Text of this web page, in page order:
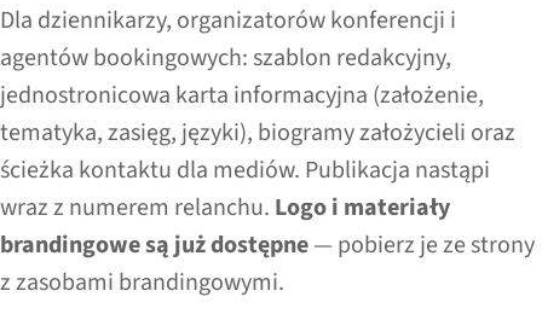
Dla dziennikarzy, organizatorów konferencji i
agentów bookingowych: szablon redakcyjny,
jednostronicowa karta informacyjna (założenie,
tematyka, zasięg, języki), biogramy założycieli oraz
ścieżka kontaktu dla mediów. Publikacja nastąpi
wraz z numerem relanchu. Logo i materiały
brandingowe są już dostępne— pobierz je ze strony
z zasobami brandingowymi.